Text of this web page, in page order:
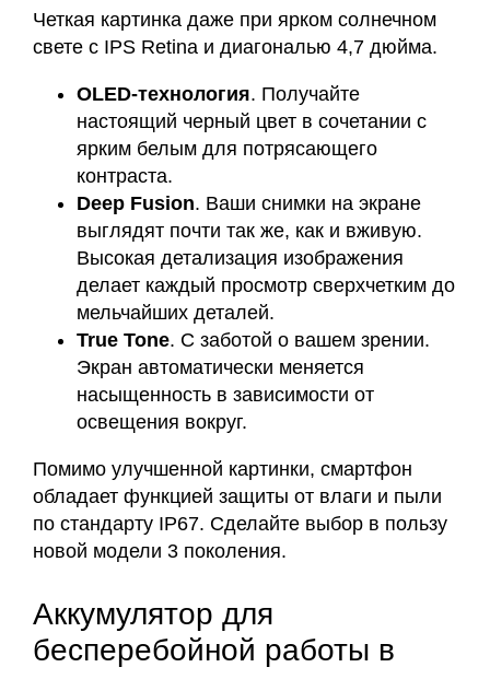
Четкая картинка даже при ярком солнечном
свете с IPS Retina и диагональю 4,7 дюйма.
OLED-технология. Получайте
настоящий черный цвет в сочетании с
ярким белым для потрясающего
контраста.
Deep Fusion. Ваши снимки на экране
выглядят почти так же, как и вживую.
Высокая детализация изображения
делает каждый просмотр сверхчетким до
мельчайших деталей.
True Tone. С заботой о вашем зрении.
Экран автоматически меняется
насыщенность в зависимости от
освещения вокруг.
Помимо улучшенной картинки, смартфон
обладает функцией защиты от влаги и пыли
по стандарту IP67. Сделайте выбор в пользу
новой модели 3 поколения.
Аккумулятор для
бесперебойной работы в